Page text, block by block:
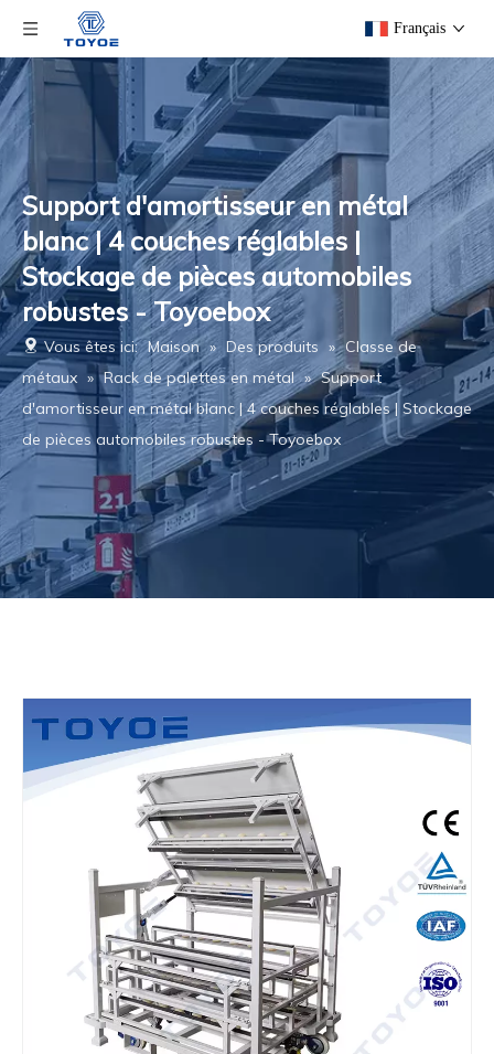
Français
Support d'amortisseur en métal
blanc | 4 couches réglables |
Stockage de pièces automobiles
robustes - Toyoebox
Vous êtes ici: Maison » Des produits » Classe de
métaux » Rack de palettes en métal » Support
d'amortisseur en métal blanc | 4 couches réglables | Stockage
de pièces automobiles robustes - Toyoebox